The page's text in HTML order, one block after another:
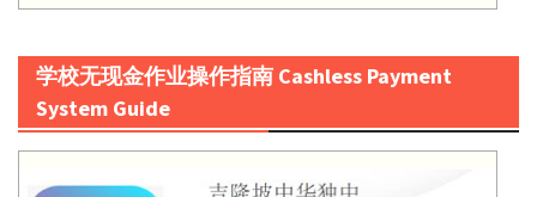
学校无现金作业操作指南 Cashless Payment
System Guide